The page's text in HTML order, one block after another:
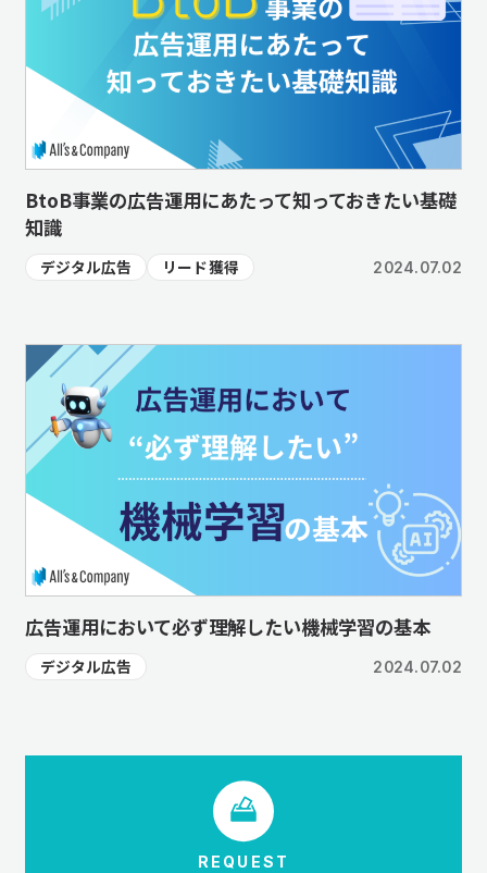
BtoB事業の広告運用にあたって知っておきたい基礎
知識
デジタル広告 リード獲得 2024.07.02
広告運用において必ず理解したい機械学習の基本
デジタル広告 2024.07.02
REQUEST